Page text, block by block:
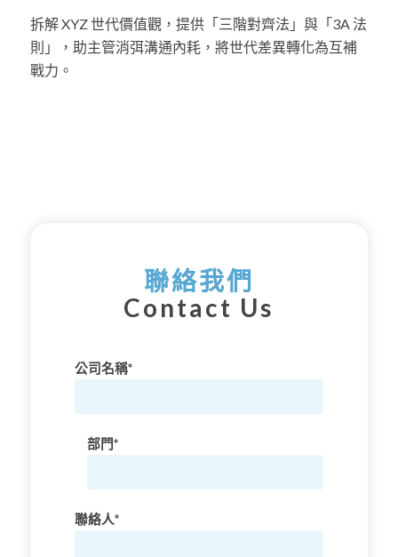
拆解 XYZ 世代價值觀，提供「三階對齊法」與「3A 法
則」，助主管消弭溝通內耗，將世代差異轉化為互補
戰力。
聯絡我們
Contact Us
公司名稱*
部門*
聯絡人*